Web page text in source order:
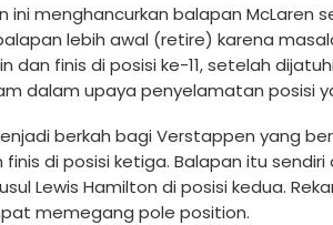
ini menghancurkan balapan McLaren
lebih awal (retire) karena
dan finis di posisi ke-11, setelah
dalam upaya penyelamatan posisi
berkah bagi Verstappen yang
finis di posisi ketiga. Balapan itu
Lewis Hamilton di posisi kedua.
memegang pole position.